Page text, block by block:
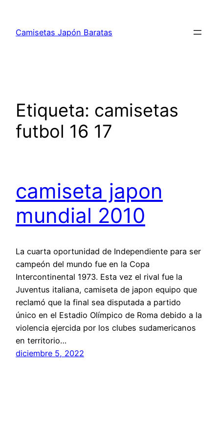
contenido
Camisetas Japón Baratas
Etiqueta: camisetas
futbol 16 17
camiseta japon
mundial 2010
La cuarta oportunidad de Independiente para ser
campeón del mundo fue en la Copa
Intercontinental 1973. Esta vez el rival fue la
Juventus italiana, camiseta de japon equipo que
reclamó que la final sea disputada a partido
único en el Estadio Olímpico de Roma debido a la
violencia ejercida por los clubes sudamericanos
en territorio…
diciembre 5, 2022